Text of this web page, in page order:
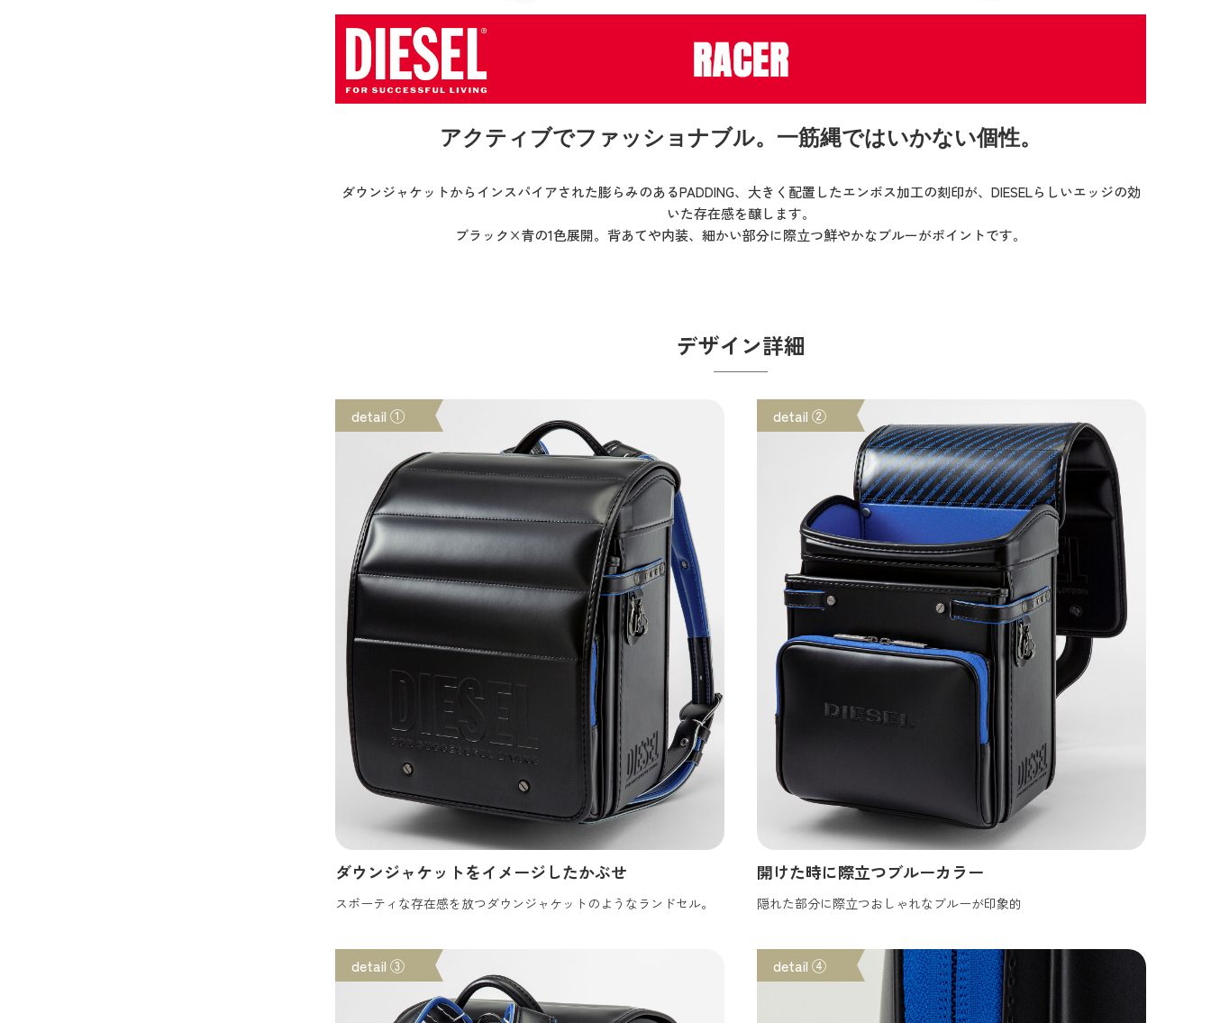
アクティブでファッショナブル。一筋縄ではいかない個性。
ダウンジャケットからインスパイアされた膨らみのあるPADDING、大きく配置したエンボス加工の刻印が、DIESELらしいエッジの効
いた存在感を醸します。
ブラック×青の1色展開。背あてや内装、細かい部分に際立つ鮮やかなブルーがポイントです。
デザイン詳細
detail ①
ダウンジャケットをイメージしたかぶせ
スポーティな存在感を放つダウンジャケットのようなランドセル。
detail ②
開けた時に際立つブルーカラー
隠れた部分に際立つおしゃれなブルーが印象的
detail ③ detail ④